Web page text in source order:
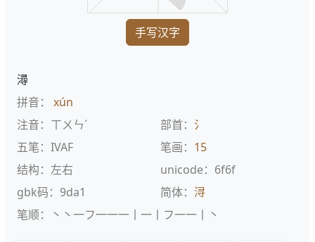
手写汉字
潯
拼音： xún
注音：ㄒㄨㄣˊ
部首： 氵
五笔：IVAF
笔画： 15
结构：左右
unicode：6f6f
gbk码：9da1
简体： 浔
笔顺：丶丶一フ一一一丨一丨フ一一丨丶